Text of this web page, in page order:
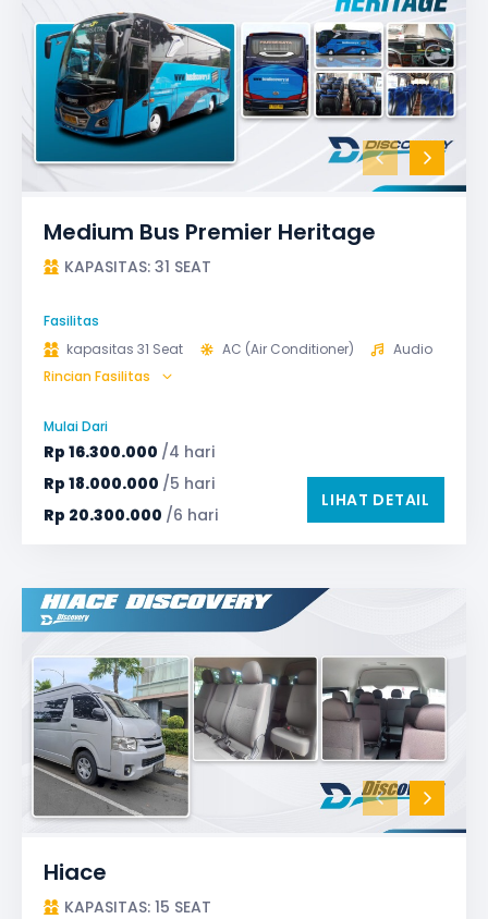
Medium Bus Premier Heritage
KAPASITAS: 31 SEAT
Fasilitas
kapasitas 31 Seat
AC (Air Conditioner)
Audio
Bagasi
GPS
Safety Tools (P3K, Windows Breaker, dll)
TV LED & Android System
Water Dispenser
Rincian Fasilitas
Mulai Dari
Rp 16.300.000 /4 hari
Rp 18.000.000 /5 hari
Rp 20.300.000 /6 hari
LIHAT DETAIL
Hiace
KAPASITAS: 15 SEAT